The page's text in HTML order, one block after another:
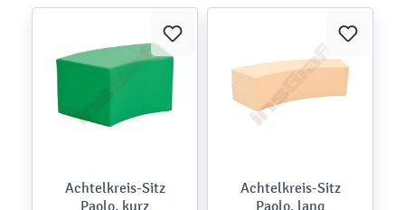
Achtelkreis-Sitz
Paolo, kurz
Achtelkreis-Sitz
Paolo, lang